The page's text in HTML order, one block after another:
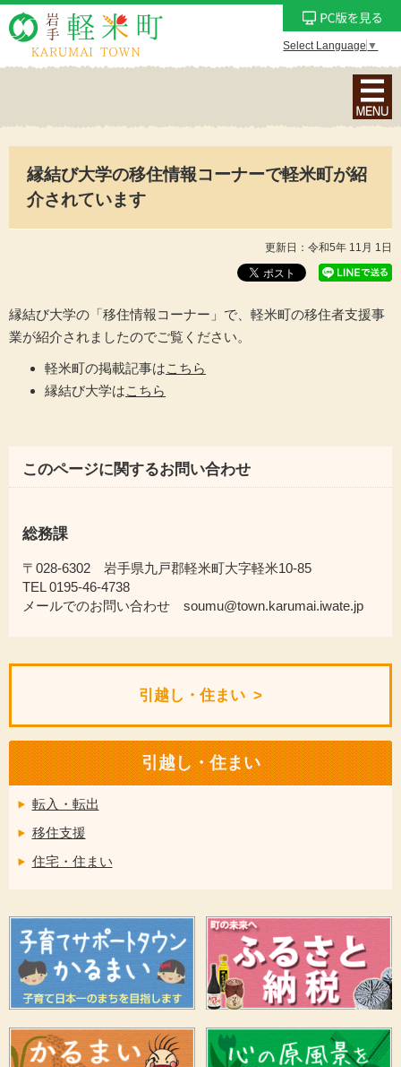
Select Language ▼
ナ
ビ
シ
メ
ニ
ュ
ー
縁結び大学の移住情報コーナーで軽米町が紹
介されています
更新日：令和5年 11月 1日
縁結び大学の「移住情報コーナー」で、軽米町の移住者支援事
業が紹介されましたのでご覧ください。
軽米町の掲載記事はこちら
縁結び大学はこちら
このページに関するお問い合わせ
総務課
〒028-6302 岩手県九戸郡軽米町大字軽米10-85
TEL 0195-46-4738
メールでのお問い合わせ soumu@town.karumai.iwate.jp
引越し・住まい
引越し・住まい
転入・転出
移住支援
住宅・住まい